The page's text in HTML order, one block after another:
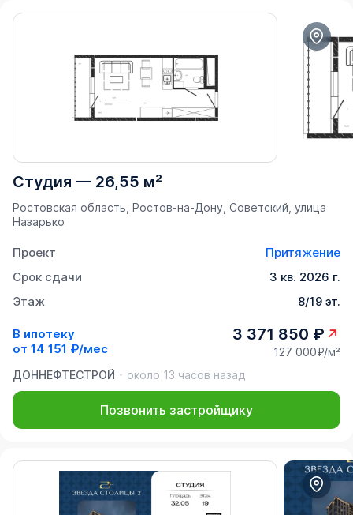
Студия — 26,55 м²
Ростовская область, Ростов-на-Дону, Советский, улица
Назарько
Проект
Притяжение
Срок сдачи
3 кв. 2026 г.
Этаж
8/19 эт.
В ипотеку
от 14 151 ₽/мес
3 371 850 ₽
127 000₽/м²
ДОННЕФТЕСТРОЙ
около 13 часов назад
Позвонить застройщику